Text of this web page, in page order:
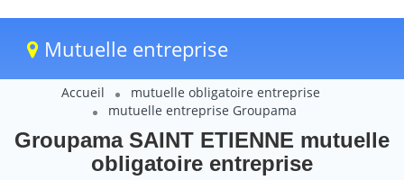
Mutuelle entreprise
Accueil
mutuelle obligatoire entreprise
mutuelle entreprise Groupama
Groupama SAINT ETIENNE mutuelle
obligatoire entreprise